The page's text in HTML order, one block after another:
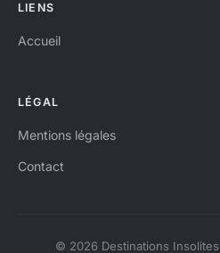
LIENS
Accueil
LÉGAL
Mentions légales
Contact
© 2026 Destinations